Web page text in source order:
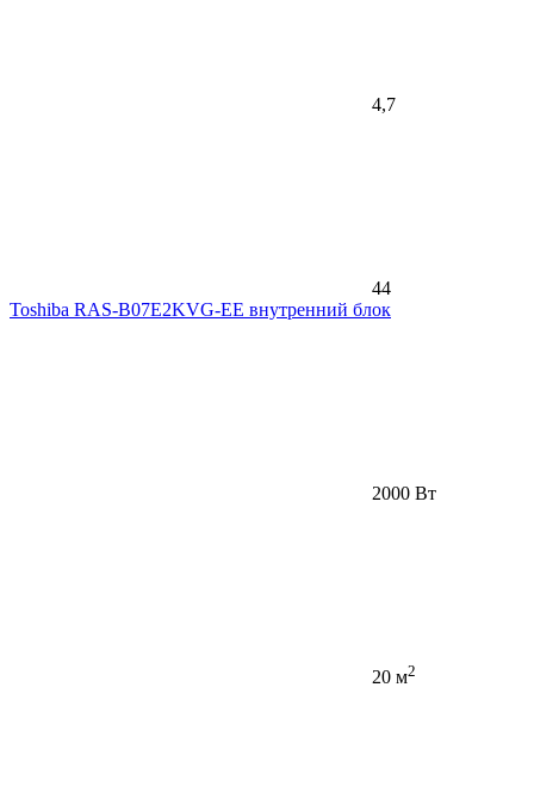
4,7
44
Toshiba RAS-B07E2KVG-EE внутренний блок
2000 Вт
20 м2